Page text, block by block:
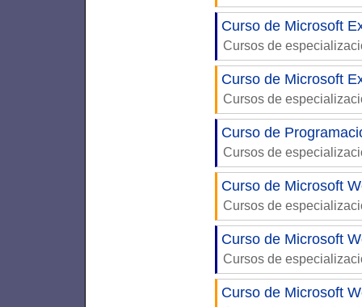
Curso de Microsoft
Cursos de
Curso de Microsoft
Cursos de
Curso de
Cursos de
Curso de Microsoft
Cursos de
Curso de Microsoft
Cursos de
Curso de Microsoft